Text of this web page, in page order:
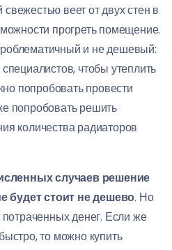
веет от двух стен в
прогреть помещение.
и не дешевый:
чтобы утеплить
попробовать провести
попробовать решить
количества радиаторов
случаев решение
будет стоит не дешево. Но
потраченных денег. Если же
то можно купить